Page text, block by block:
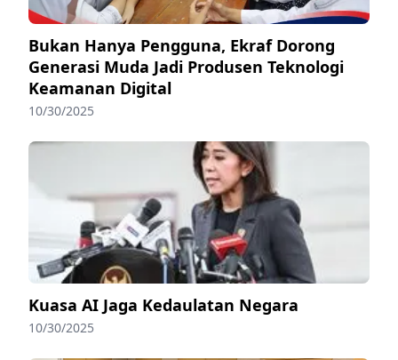
Bukan Hanya Pengguna, Ekraf Dorong
Generasi Muda Jadi Produsen Teknologi
Keamanan Digital
10/30/2025
Kuasa AI Jaga Kedaulatan Negara
10/30/2025